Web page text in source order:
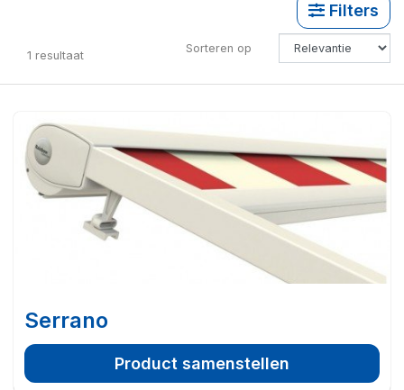
Filters
1 resultaat Sorteren op
Serrano
Product samenstellen